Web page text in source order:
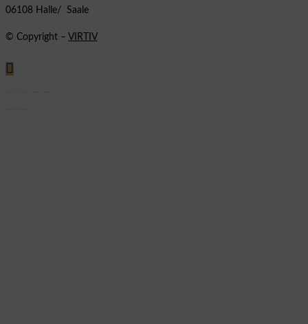
06108 Halle/ Saale
© Copyright – VIRTIV